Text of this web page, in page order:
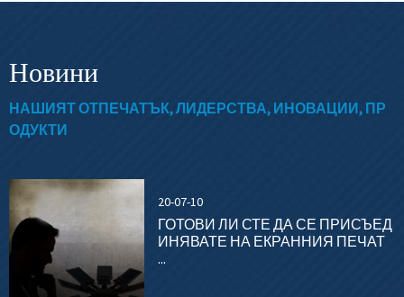
Новини
НАШИЯТ ОТПЕЧАТЪК, ЛИДЕРСТВА, ИНОВАЦИИ, ПР
ОДУКТИ
20-07-10
ГОТОВИ ЛИ СТЕ ДА СЕ ПРИСЪЕД
ИНЯВАТЕ НА ЕКРАННИЯ ПЕЧАТ
...